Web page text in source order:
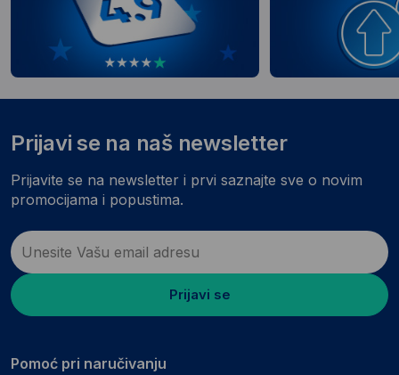
Prijavi se na naš newsletter
Prijavite se na newsletter i prvi saznajte sve o novim
promocijama i popustima.
Prijavi se
Pomoć pri naručivanju